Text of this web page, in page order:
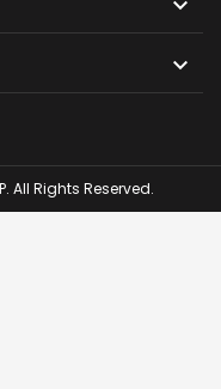

All Rights Reserved.